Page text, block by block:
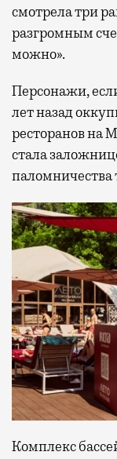
смотрела три
разгромным
можно».
Персонажи,
лет назад
ресторанов на
стала
паломничества
Комплекс